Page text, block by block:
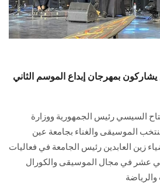
بمهرجان إبداع الموسم الثاني
السيسي رئيس الجمهورية ووزارة
الموسيقى والغناء بجامعة عين
زين العابدين ‏رئيس الجامعة في فعاليات
عشر في مجال الموسيقى والكورال